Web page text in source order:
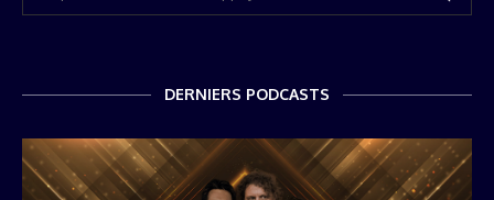
DERNIERS PODCASTS